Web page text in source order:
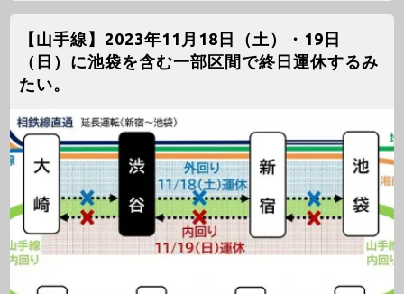
【山手線】2023年11月18日（土）・19日
（日）に池袋を含む一部区間で終日運休するみ
たい。